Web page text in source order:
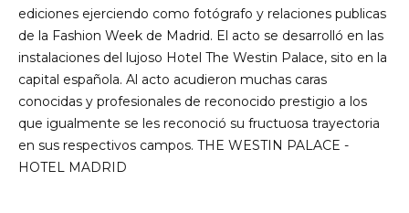
ediciones ejerciendo como fotógrafo y relaciones publicas
de la Fashion Week de Madrid. El acto se desarrolló en las
instalaciones del lujoso Hotel The Westin Palace, sito en la
capital española. Al acto acudieron muchas caras
conocidas y profesionales de reconocido prestigio a los
que igualmente se les reconoció su fructuosa trayectoria
en sus respectivos campos. THE WESTIN PALACE -
HOTEL MADRID